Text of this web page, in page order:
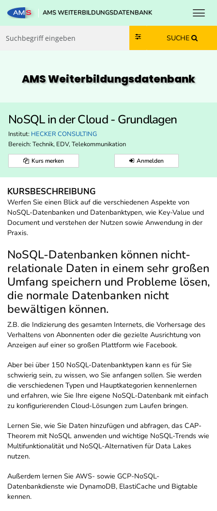
Zum Inhalt springen
Zum Navmenü springen
Zur Suche springen
Zur Footer springen
AMS WEITERBILDUNGSDATENBANK
SUCHE
AMS Weiterbildungs­datenbank
NoSQL in der Cloud - Grundlagen
Institut: HECKER CONSULTING
Bereich: Technik, EDV, Telekommunikation
Kurs merken Anmelden
KURSBESCHREIBUNG
Werfen Sie einen Blick auf die verschiedenen Aspekte von
NoSQL-Datenbanken und Datenbanktypen, wie Key-Value und
Document und verstehen der Nutzen sowie Anwendung in der
Praxis.
NoSQL-Datenbanken können nicht-
relationale Daten in einem sehr großen
Umfang speichern und Probleme lösen,
die normale Datenbanken nicht
bewältigen können.
Z.B. die Indizierung des gesamten Internets, die Vorhersage des
Verhaltens von Abonnenten oder die gezielte Ausrichtung von
Anzeigen auf einer so großen Plattform wie Facebook.
Aber bei über 150 NoSQL-Datenbanktypen kann es für Sie
schwierig sein, zu wissen, wo Sie anfangen sollen. Sie werden
die verschiedenen Typen und Hauptkategorien kennenlernen
und erfahren, wie Sie Ihre eigene NoSQL-Datenbank mit einfach
zu konfigurierenden Cloud-Lösungen zum Laufen bringen.
Lernen Sie, wie Sie Daten hinzufügen und abfragen, das CAP-
Theorem mit NoSQL anwenden und wichtige NoSQL-Trends wie
Multifunktionalität und NoSQL-Alternativen für Data Lakes
nutzen.
Außerdem lernen Sie AWS- sowie GCP-NoSQL-
Datenbankdienste wie DynamoDB, ElastiCache und Bigtable
kennen.